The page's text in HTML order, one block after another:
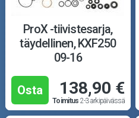
ProX -tiivistesarja,
täydellinen, KXF250
09-16
Osta 138,90 €
Toimitus 2-3 arkipäivässä